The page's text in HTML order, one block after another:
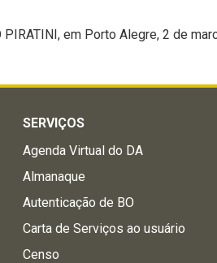
em Porto Alegre, 2 de
SERVIÇOS
Agenda Virtual do DA
Almanaque
Autenticação de BO
Carta de Serviços ao usuário
Censo